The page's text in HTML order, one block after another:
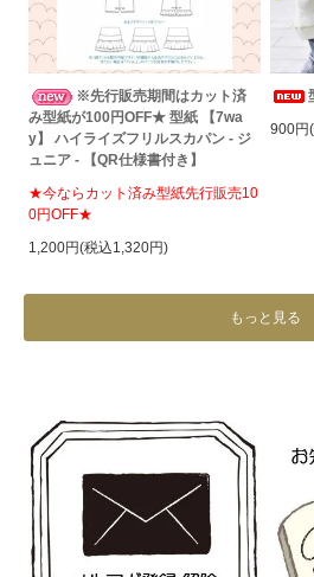
※先行販売期間はカット済
み型紙が100円OFF★ 型紙 【7wa
y】 ハイライズフリルスカパン - ジ
ュニア - 【QR仕様書付き】
★今ならカット済み型紙先行販売10
0円OFF★
1,200円(税込1,320円)
900円
もっと見る